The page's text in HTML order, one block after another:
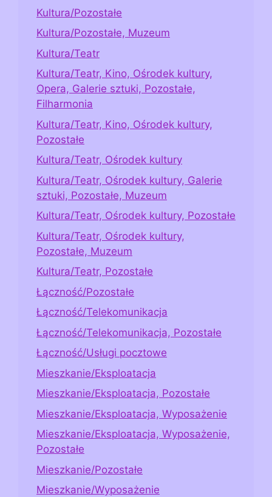
Kultura/Pozostałe
Kultura/Pozostałe, Muzeum
Kultura/Teatr
Kultura/Teatr, Kino, Ośrodek kultury,
Opera, Galerie sztuki, Pozostałe,
Filharmonia
Kultura/Teatr, Kino, Ośrodek kultury,
Pozostałe
Kultura/Teatr, Ośrodek kultury
Kultura/Teatr, Ośrodek kultury, Galerie
sztuki, Pozostałe, Muzeum
Kultura/Teatr, Ośrodek kultury, Pozostałe
Kultura/Teatr, Ośrodek kultury,
Pozostałe, Muzeum
Kultura/Teatr, Pozostałe
Łączność/Pozostałe
Łączność/Telekomunikacja
Łączność/Telekomunikacja, Pozostałe
Łączność/Usługi pocztowe
Mieszkanie/Eksploatacja
Mieszkanie/Eksploatacja, Pozostałe
Mieszkanie/Eksploatacja, Wyposażenie
Mieszkanie/Eksploatacja, Wyposażenie,
Pozostałe
Mieszkanie/Pozostałe
Mieszkanie/Wyposażenie